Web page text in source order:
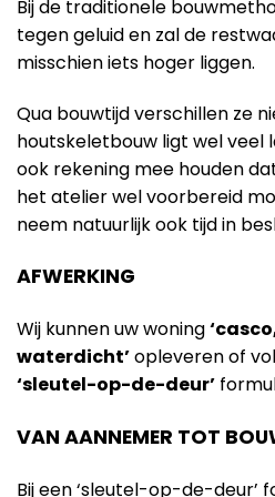
Bij de traditionele
tegen geluid en zal de
misschien iets hoger liggen.
Qua bouwtijd verschillen ze
houtskeletbouw ligt wel veel
ook rekening mee houden
het atelier wel voorbereid
neem natuurlijk ook tijd in
AFWERKING
Wij kunnen uw woning
waterdicht’opleveren of
‘sleutel-op-de-deur’
VAN AANNEMER TOT
Bij een ‘sleutel-op-de-deur’